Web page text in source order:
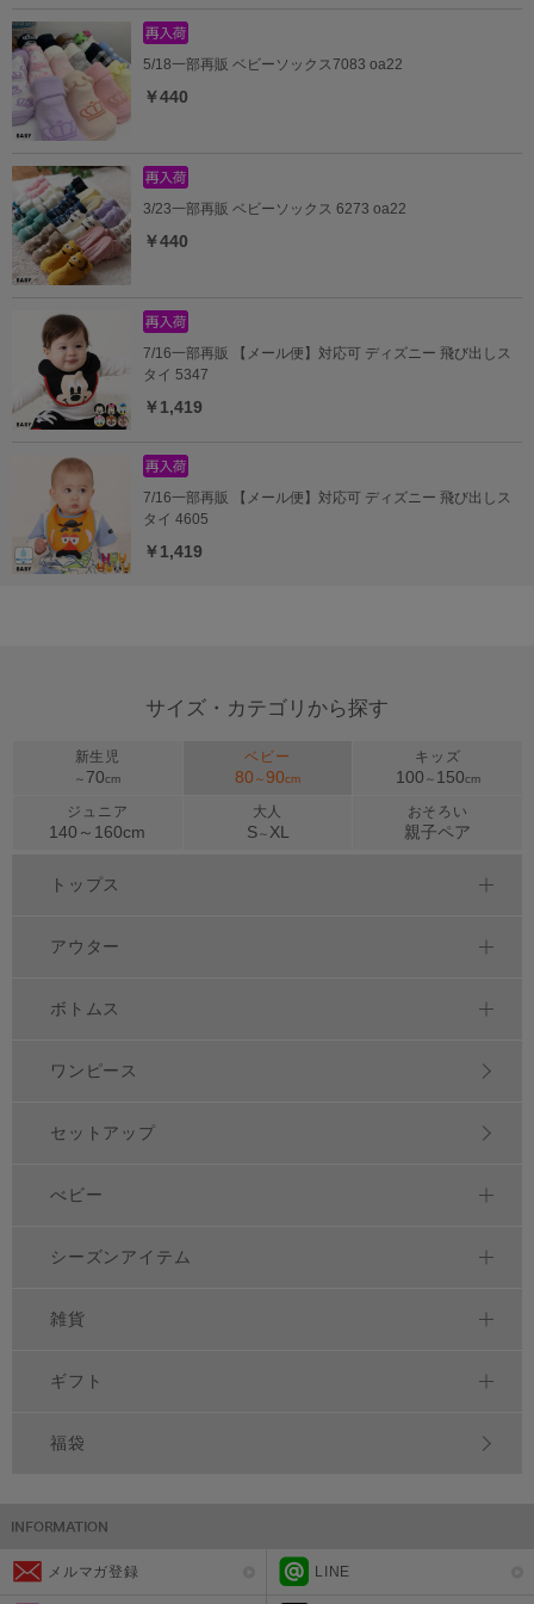
5/18一部再販 ベビーソックス7083 oa22
￥440
3/23一部再販 ベビーソックス 6273 oa22
￥440
7/16一部再販 【メール便】対応可 ディズニー 飛び出しス
タイ 5347
￥1,419
7/16一部再販 【メール便】対応可 ディズニー 飛び出しス
タイ 4605
￥1,419
サイズ・カテゴリから探す
新生児
～ 70cm
ベビー
80 ～90cm
キッズ
100 ～ 150cm
ジュニア
140～ 160cm
大人
S～ XL
おそろい
親子ペア
トップス
アウター
ボトムス
ワンピース
セットアップ
べビー
シーズンアイテム
雑貨
ギフト
福袋
メルマガ登録 LINE